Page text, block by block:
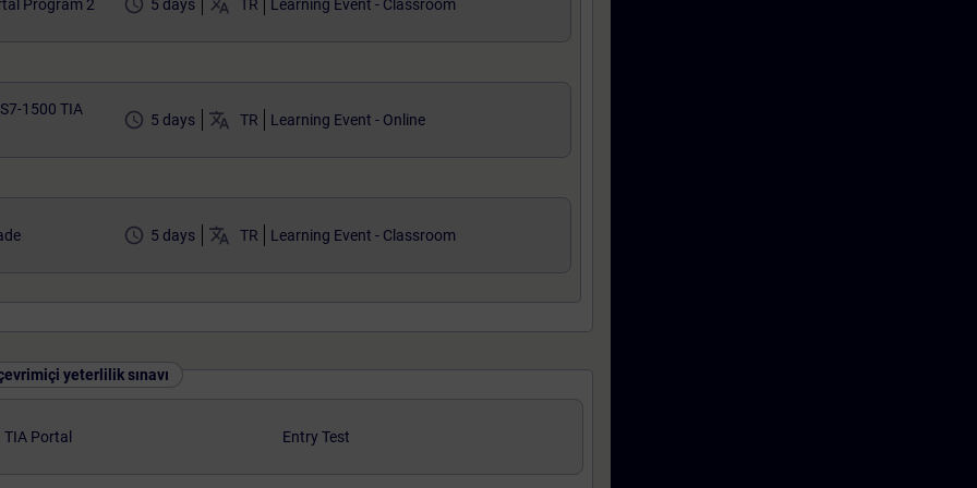
Program 2 access_time 5 days translate TR Learning Event - Classroom
1500 TIA
access_time 5 days translate TR Learning Event - Online
access_time 5 days translate TR Learning Event - Classroom
yeterlilik sınavı
Portal Entry Test